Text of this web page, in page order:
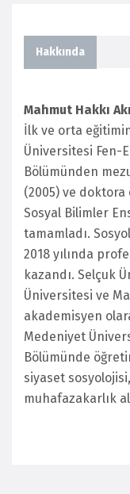
Hakkında
Mahmut Hakkı
İlk ve orta
Üniversitesi Fen-
Bölümünden
(2005) ve
Sosyal Bilimler
tamamladı.
2018 yılında
kazandı. Selçuk
Üniversitesi ve
akademisyen
Medeniyet
Bölümünde
siyaset
muhafazakarlık